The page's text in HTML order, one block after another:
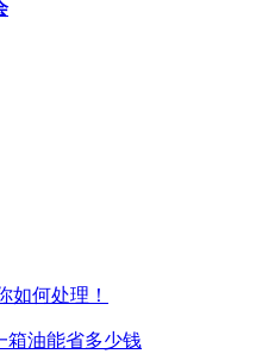
如何处理！
箱油能省多少钱